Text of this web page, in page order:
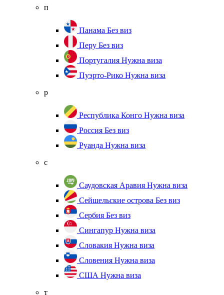
п
Панама Без виз
Перу Без виз
Португалия Нужна виза
Пуэрто-Рико Нужна виза
р
Республика Конго Нужна виза
Россия Без виз
Руанда Нужна виза
с
Саудовская Аравия Нужна виза
Сейшельские острова Без виз
Сербия Без виз
Сингапур Нужна виза
Словакия Нужна виза
Словения Нужна виза
США Нужна виза
т